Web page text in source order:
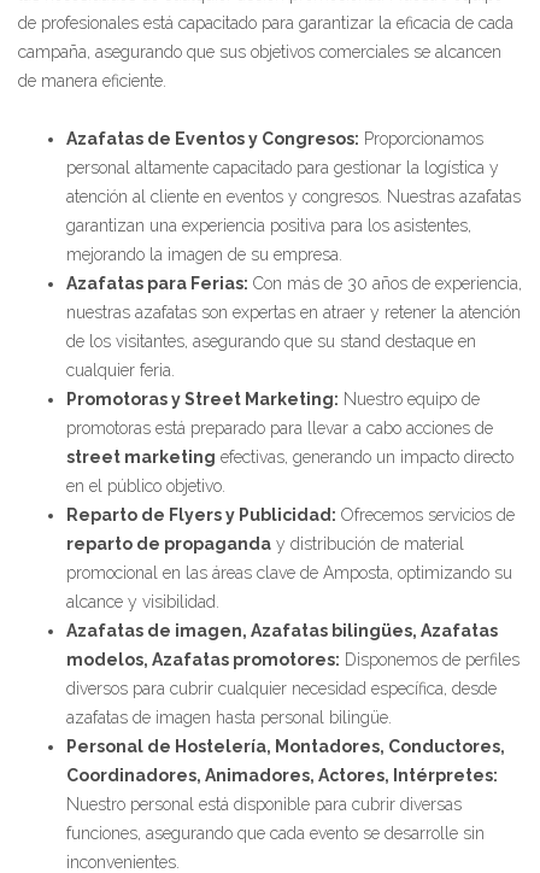
de profesionales está capacitado para garantizar la eficacia de cada
campaña, asegurando que sus objetivos comerciales se alcancen
de manera eficiente.
Azafatas de Eventos y Congresos: Proporcionamos
personal altamente capacitado para gestionar la logística y
atención al cliente en eventos y congresos. Nuestras azafatas
garantizan una experiencia positiva para los asistentes,
mejorando la imagen de su empresa.
Azafatas para Ferias: Con más de 30 años de experiencia,
nuestras azafatas son expertas en atraer y retener la atención
de los visitantes, asegurando que su stand destaque en
cualquier feria.
Promotoras y Street Marketing: Nuestro equipo de
promotoras está preparado para llevar a cabo acciones de
street marketing efectivas, generando un impacto directo
en el público objetivo.
Reparto de Flyers y Publicidad: Ofrecemos servicios de
reparto de propaganda y distribución de material
promocional en las áreas clave de Amposta, optimizando su
alcance y visibilidad.
Azafatas de imagen, Azafatas bilingües, Azafatas
modelos, Azafatas promotores: Disponemos de perfiles
diversos para cubrir cualquier necesidad específica, desde
azafatas de imagen hasta personal bilingüe.
Personal de Hostelería, Montadores, Conductores,
Coordinadores, Animadores, Actores, Intérpretes:
Nuestro personal está disponible para cubrir diversas
funciones, asegurando que cada evento se desarrolle sin
inconvenientes.